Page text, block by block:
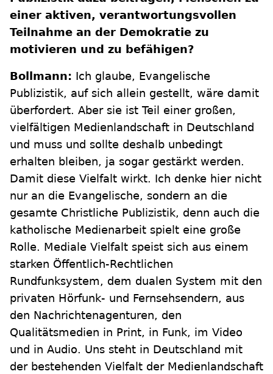
einer aktiven, verantwortungsvollen
Teilnahme an der Demokratie zu
motivieren und zu befähigen?
Bollmann: Ich glaube, Evangelische
Publizistik, auf sich allein gestellt, wäre damit
überfordert. Aber sie ist Teil einer großen,
vielfältigen Medienlandschaft in Deutschland
und muss und sollte deshalb unbedingt
erhalten bleiben, ja sogar gestärkt werden.
Damit diese Vielfalt wirkt. Ich denke hier nicht
nur an die Evangelische, sondern an die
gesamte Christliche Publizistik, denn auch die
katholische Medienarbeit spielt eine große
Rolle. Mediale Vielfalt speist sich aus einem
starken Öffentlich-Rechtlichen
Rundfunksystem, dem dualen System mit den
privaten Hörfunk- und Fernsehsendern, aus
den Nachrichtenagenturen, den
Qualitätsmedien in Print, in Funk, im Video
und in Audio. Uns steht in Deutschland mit
der bestehenden Vielfalt der Medienlandschaft